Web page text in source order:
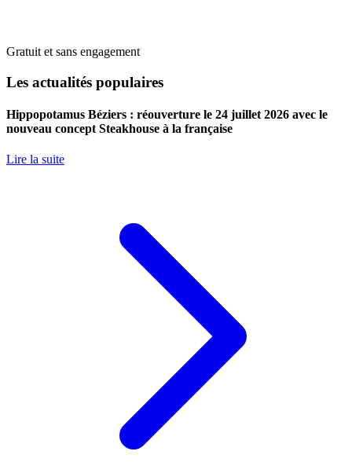
Gratuit et sans engagement
Les actualités populaires
Hippopotamus Béziers : réouverture le 24 juillet 2026 avec le
nouveau concept Steakhouse à la française
Lire la suite